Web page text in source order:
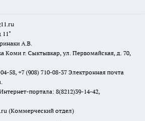
11"
А.В.
Коми г. Сыктывкар, ул. Первомайская, д. 70,
58, +7 (908) 710-08-37 Электронная почта
.
портала: 8(8212)39-14-42,
(Коммерческий отдел)